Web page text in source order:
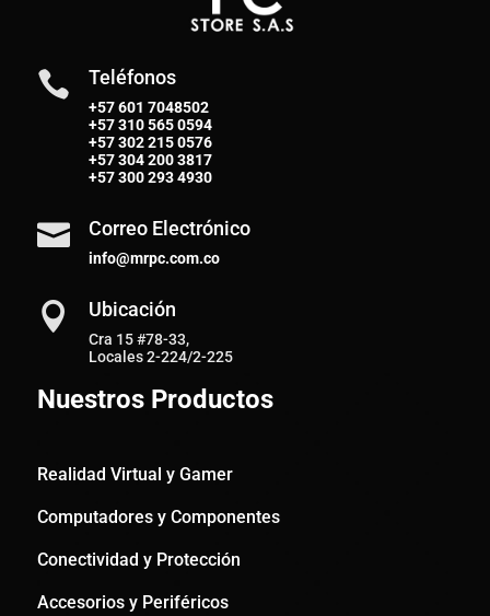
 Teléfonos
+57 601 7048502
+57310 565 0594
+57302 215 0576
+57304 200 3817
+57300 293 4930
 Correo Electrónico
info@mrpc.com.co
 Ubicación
Cra 15 #78-33,
Locales 2-224/2-225
Nuestros Productos
Realidad Virtual y Gamer
Computadores y Componentes
Conectividad y Protección
Accesorios y Periféricos